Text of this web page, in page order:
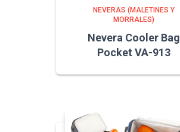
NEVERAS (MALETINES Y
MORRALES)
Nevera Cooler Bag
Pocket VA-913